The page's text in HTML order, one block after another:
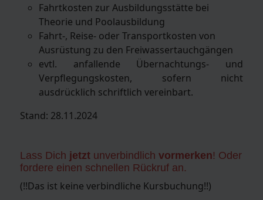
Fahrtkosten zur Ausbildungsstätte bei
Theorie und Poolausbildung
Fahrt-, Reise- oder Transportkosten von
Ausrüstung zu den Freiwassertauchgängen
evtl. anfallende Übernachtungs- und
Verpflegungskosten, sofern nicht
ausdrücklich schriftlich vereinbart.
Stand: 28.11.2024
Lass Dich jetzt unverbindlichvormerken! Oder
fordere einen schnellen Rückruf an.
(!!Das ist keine verbindliche Kursbuchung!!)